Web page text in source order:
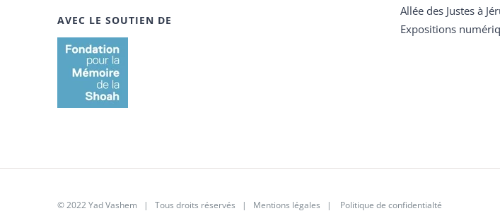
AVEC LE SOUTIEN DE
Allée des Justes à
Expositions
© 2022 Yad Vashem | Tous droits réservés | Mentions légales | Politique de confidentialté